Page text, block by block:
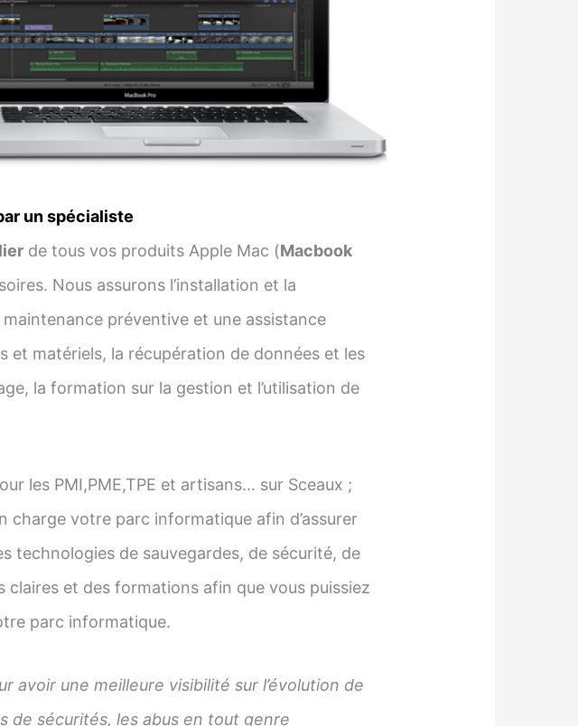
un spécialiste
de tous vos produits Apple Mac (Macbook
Nous assurons l’installation et la
préventive et une assistance
et matériels, la récupération de données et les
la formation sur la gestion et l’utilisation de
les PMI,PME,TPE et artisans… sur Sceaux ;
votre parc informatique afin d’assurer
technologies de sauvegardes, de sécurité, de
et des formations afin que vous puissiez
parc informatique.
avoir une meilleure visibilité sur l’évolution de
de sécurités, les abus en tout genre